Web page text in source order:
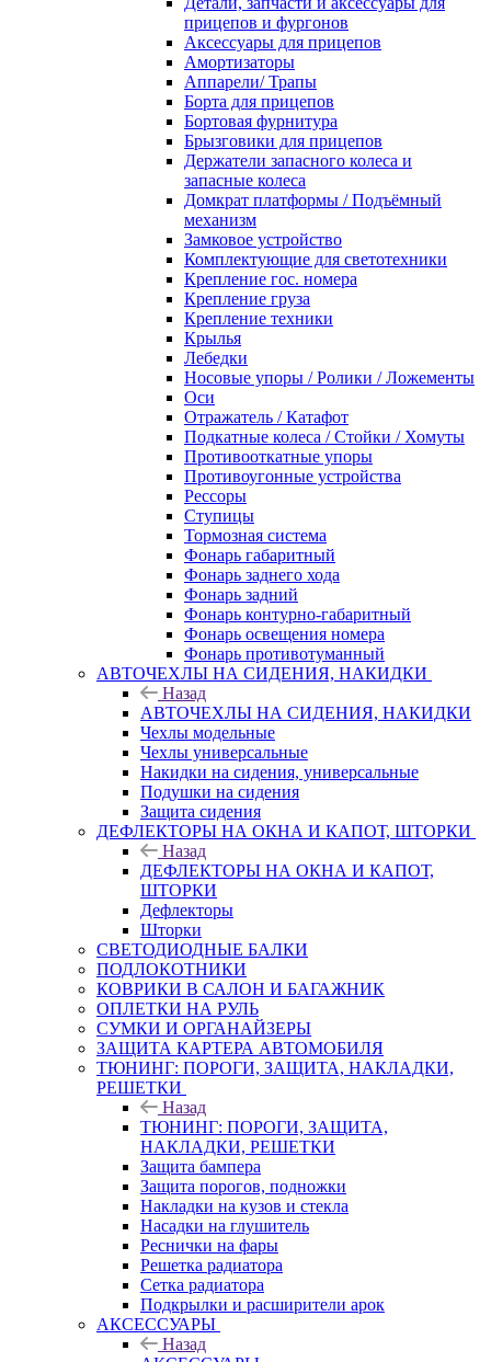
прицепов и фургонов
Аксессуары для прицепов
Амортизаторы
Аппарели/ Трапы
Борта для прицепов
Бортовая фурнитура
Брызговики для прицепов
Держатели запасного колеса и
запасные колеса
Домкрат платформы / Подъёмный
механизм
Замковое устройство
Комплектующие для светотехники
Крепление гос. номера
Крепление груза
Крепление техники
Крылья
Лебедки
Носовые упоры / Ролики / Ложементы
Оси
Отражатель / Катафот
Подкатные колеса / Стойки / Хомуты
Противооткатные упоры
Противоугонные устройства
Рессоры
Ступицы
Тормозная система
Фонарь габаритный
Фонарь заднего хода
Фонарь задний
Фонарь контурно-габаритный
Фонарь освещения номера
Фонарь противотуманный
АВТОЧЕХЛЫ НА СИДЕНИЯ, НАКИДКИ
Назад
АВТОЧЕХЛЫ НА СИДЕНИЯ, НАКИДКИ
Чехлы модельные
Чехлы универсальные
Накидки на сидения, универсальные
Подушки на сидения
Защита сидения
ДЕФЛЕКТОРЫ НА ОКНА И КАПОТ, ШТОРКИ
Назад
ДЕФЛЕКТОРЫ НА ОКНА И КАПОТ,
ШТОРКИ
Дефлекторы
Шторки
СВЕТОДИОДНЫЕ БАЛКИ
ПОДЛОКОТНИКИ
КОВРИКИ В САЛОН И БАГАЖНИК
ОПЛЕТКИ НА РУЛЬ
СУМКИ И ОРГАНАЙЗЕРЫ
ЗАЩИТА КАРТЕРА АВТОМОБИЛЯ
ТЮНИНГ: ПОРОГИ, ЗАЩИТА, НАКЛАДКИ,
РЕШЕТКИ
Назад
ТЮНИНГ: ПОРОГИ, ЗАЩИТА,
НАКЛАДКИ, РЕШЕТКИ
Защита бампера
Защита порогов, подножки
Накладки на кузов и стекла
Насадки на глушитель
Реснички на фары
Решетка радиатора
Сетка радиатора
Подкрылки и расширители арок
АКСЕССУАРЫ
Назад